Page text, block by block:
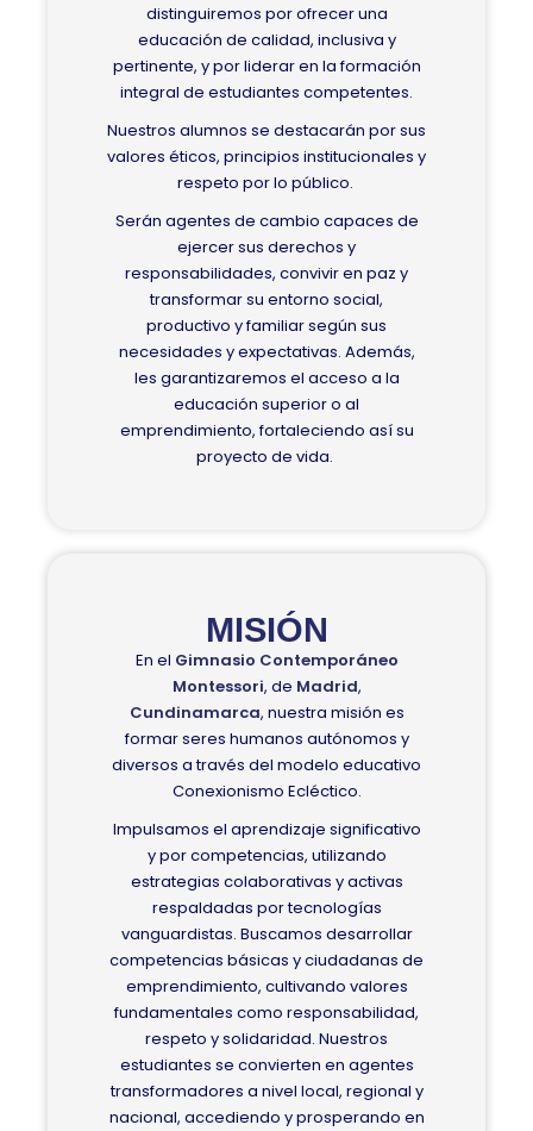
distinguiremos por ofrecer una
educación de calidad, inclusiva y
pertinente, y por liderar en la formación
integral de estudiantes competentes.
Nuestros alumnos se destacarán por sus
valores éticos, principios institucionales y
respeto por lo público.
Serán agentes de cambio capaces de
ejercer sus derechos y
responsabilidades, convivir en paz y
transformar su entorno social,
productivo y familiar según sus
necesidades y expectativas. Además,
les garantizaremos el acceso a la
educación superior o al
emprendimiento, fortaleciendo así su
proyecto de vida.
MISIÓN
En el Gimnasio Contemporáneo
Montessori, de Madrid,
Cundinamarca, nuestra misión es
formar seres humanos autónomos y
diversos a través del modelo educativo
Conexionismo Ecléctico.
Impulsamos el aprendizaje significativo
y por competencias, utilizando
estrategias colaborativas y activas
respaldadas por tecnologías
vanguardistas. Buscamos desarrollar
competencias básicas y ciudadanas de
emprendimiento, cultivando valores
fundamentales como responsabilidad,
respeto y solidaridad. Nuestros
estudiantes se convierten en agentes
transformadores a nivel local, regional y
nacional, accediendo y prosperando en